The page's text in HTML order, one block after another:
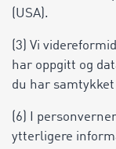
(USA).
(3) Vi
har oppgitt og
du har
(6) I
ytterligere